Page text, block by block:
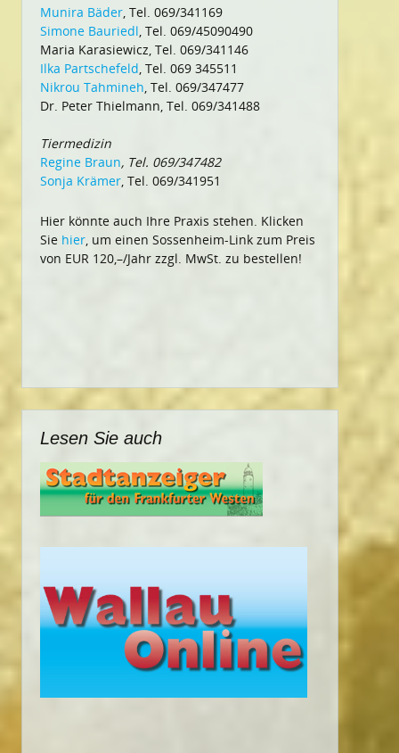
Munira Bäder, Tel. 069/341169
Simone Bauriedl, Tel. 069/45090490
Maria Karasiewicz, Tel. 069/341146
Ilka Partschefeld, Tel. 069 345511
Nikrou Tahmineh, Tel. 069/347477
Dr. Peter Thielmann, Tel. 069/341488
Tiermedizin
Regine Braun, Tel. 069/347482
Sonja Krämer, Tel. 069/341951
Hier könnte auch Ihre Praxis stehen. Klicken
Sie hier, um einen Sossenheim-Link zum Preis
von EUR 120,–/Jahr zzgl. MwSt. zu bestellen!
Lesen Sie auch